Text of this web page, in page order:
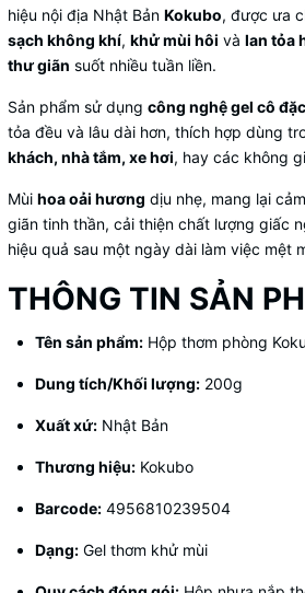
hiệu nội địa Nhật Bản Kokubo, được ưa
sạch không khí, khử mùi hôi và lan tỏa
thư giãn suốt nhiều tuần liền.
Sản phẩm sử dụng công nghệ gel cô đặc
tỏa đều và lâu dài hơn, thích hợp dùng
khách, nhà tắm, xe hơi, hay các không
Mùi hoa oải hương dịu nhẹ, mang lại
giãn tinh thần, cải thiện chất lượng giấc
hiệu quả sau một ngày dài làm việc mệt
THÔNG TIN SẢN
Tên sản phẩm: Hộp thơm phòng
Dung tích/Khối lượng: 200g
Xuất xứ: Nhật Bản
Thương hiệu: Kokubo
Barcode: 4956810239504
Dạng: Gel thơm khử mùi